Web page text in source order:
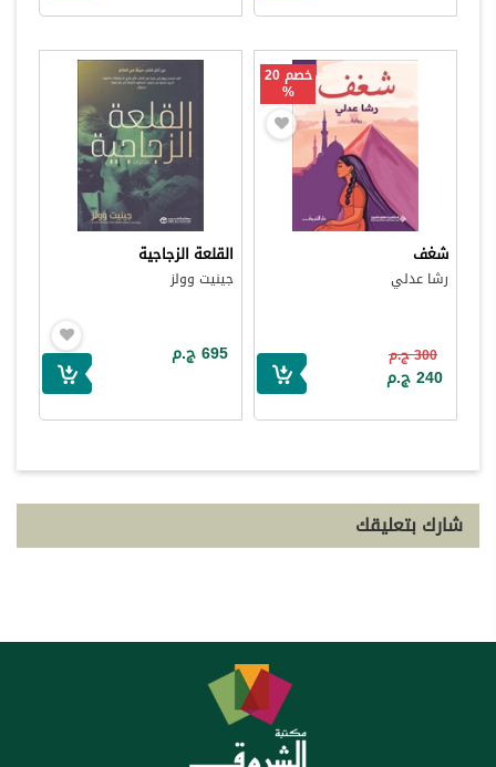
خصم 20
%
شغف
رشا عدلي
300 ج.م
240 ج.م
القلعة الزجاجية
جينيت وولز
695 ج.م
شارك بتعليقك